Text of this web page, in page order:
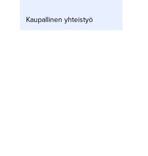
Kaupallinen yhteistyö